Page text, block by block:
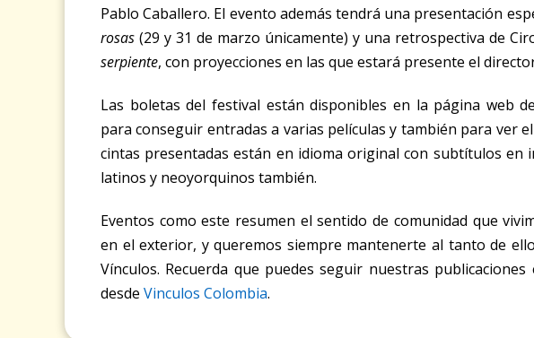
Pablo Caballero. El evento además tendrá una presentación
rosas (29 y 31 de marzo únicamente) y una retrospectiva de
serpiente, con proyecciones en las que estará presente el
Las boletas del festival están disponibles en la página web
para conseguir entradas a varias películas y también para ver
cintas presentadas están en idioma original con subtítulos en
latinos y neoyorquinos también.
Eventos como este resumen el sentido de comunidad que
en el exterior, y queremos siempre mantenerte al tanto de
Vínculos. Recuerda que puedes seguir nuestras publicaciones
desde Vinculos Colombia.